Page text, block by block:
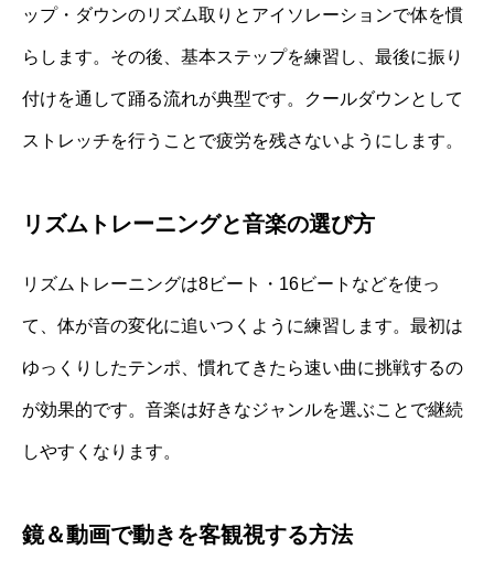
ップ・ダウンのリズム取りとアイソレーションで体を慣
らします。その後、基本ステップを練習し、最後に振り
付けを通して踊る流れが典型です。クールダウンとして
ストレッチを行うことで疲労を残さないようにします。
リズムトレーニングと音楽の選び方
リズムトレーニングは8ビート・16ビートなどを使っ
て、体が音の変化に追いつくように練習します。最初は
ゆっくりしたテンポ、慣れてきたら速い曲に挑戦するの
が効果的です。音楽は好きなジャンルを選ぶことで継続
しやすくなります。
鏡＆動画で動きを客観視する方法